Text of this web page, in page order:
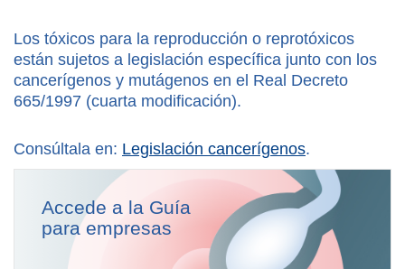
Los tóxicos para la reproducción o reprotóxicos
están sujetos a legislación específica junto con los
cancerígenos y mutágenos en el Real Decreto
665/1997 (cuarta modificación).
Consúltala en: Legislación cancerígenos.
Accede a la Guía
para empresas